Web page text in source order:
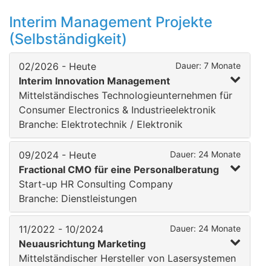
Interim Management Projekte
(Selbständigkeit)
02/2026 - Heute Dauer: 7 Monate
Interim Innovation Management
Mittelständisches Technologieunternehmen für
Consumer Electronics & Industrieelektronik
Branche: Elektrotechnik / Elektronik
09/2024 - Heute Dauer: 24 Monate
Fractional CMO für eine Personalberatung
Start-up HR Consulting Company
Branche: Dienstleistungen
11/2022 - 10/2024 Dauer: 24 Monate
Neuausrichtung Marketing
Mittelständischer Hersteller von Lasersystemen